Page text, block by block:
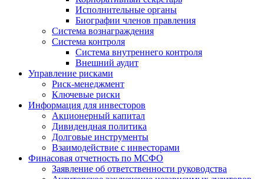
Исполнительные органы
Биографии членов правления
Система вознаграждения
Система контроля
Система внутреннего контроля
Внешний аудит
Управление рисками
Риск-менеджмент
Ключевые риски
Информация для инвесторов
Акционерный капитал
Дивидендная политика
Долговые инструменты
Взаимодействие с инвеcторами
Финасовая отчетность по МСФО
Заявление об ответственности руководства